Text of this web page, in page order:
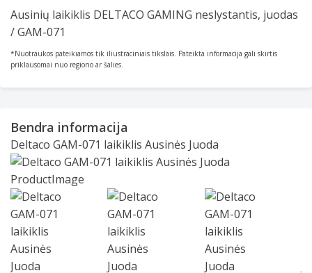
Ausinių laikiklis DELTACO GAMING neslystantis, juodas
/ GAM-071
*Nuotraukos pateikiamos tik iliustraciniais tikslais. Pateikta informacija gali skirtis
priklausomai nuo regiono ar šalies.
Bendra informacija
Deltaco GAM-071 laikiklis Ausinės Juoda
Slide 1 of 3